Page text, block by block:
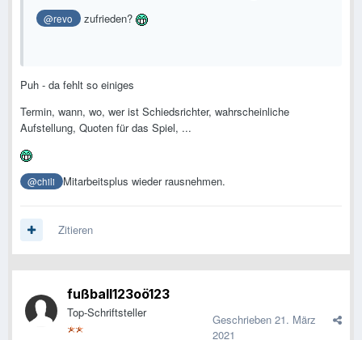
@revo zufrieden?
Puh - da fehlt so einiges
Termin, wann, wo, wer ist Schiedsrichter, wahrscheinliche
Aufstellung, Quoten für das Spiel, ...
@chili Mitarbeitsplus wieder rausnehmen.
Zitieren
fußball123oö123
Top-Schriftsteller Geschrieben 21. März
2021